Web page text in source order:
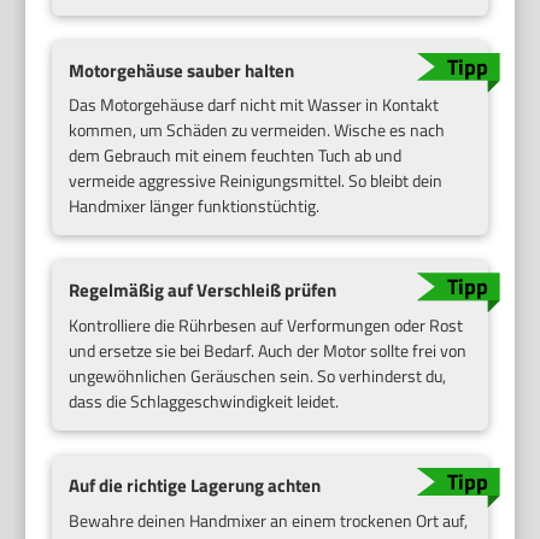
Motorgehäuse sauber halten
Das Motorgehäuse darf nicht mit Wasser in Kontakt
kommen, um Schäden zu vermeiden. Wische es nach
dem Gebrauch mit einem feuchten Tuch ab und
vermeide aggressive Reinigungsmittel. So bleibt dein
Handmixer länger funktionstüchtig.
Regelmäßig auf Verschleiß prüfen
Kontrolliere die Rührbesen auf Verformungen oder Rost
und ersetze sie bei Bedarf. Auch der Motor sollte frei von
ungewöhnlichen Geräuschen sein. So verhinderst du,
dass die Schlaggeschwindigkeit leidet.
Auf die richtige Lagerung achten
Bewahre deinen Handmixer an einem trockenen Ort auf,